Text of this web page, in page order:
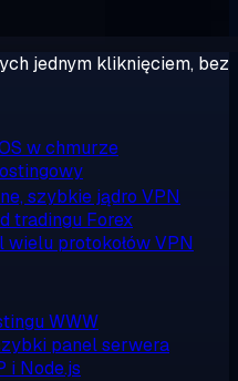
jednym kliknięciem, bez
w chmurze
szybkie jądro VPN
tradingu Forex
wielu protokołów VPN
WWW
panel serwera
i Node.js